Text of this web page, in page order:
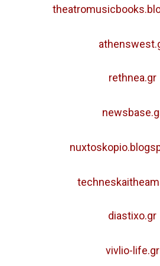
rethnea.gr
diastixo.gr
vivlio-life.gr